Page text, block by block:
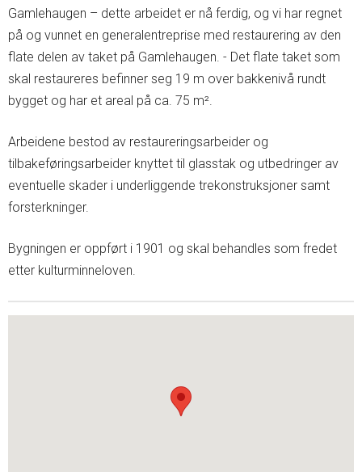
Gamlehaugen – dette arbeidet er nå ferdig, og vi har regnet
på og vunnet en generalentreprise med restaurering av den
flate delen av taket på Gamlehaugen. - Det flate taket som
skal restaureres befinner seg 19 m over bakkenivå rundt
bygget og har et areal på ca. 75 m².
Arbeidene bestod av restaureringsarbeider og
tilbakeføringsarbeider knyttet til glasstak og utbedringer av
eventuelle skader i underliggende trekonstruksjoner samt
forsterkninger.
Bygningen er oppført i 1901 og skal behandles som fredet
etter kulturminneloven.